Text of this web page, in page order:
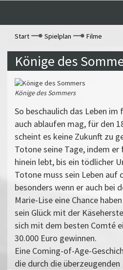
Start
Spielplan Filme
Könige des
Könige des Sommers
So beschaulich das Leben im
auch ablaufen mag, für den
scheint es keine Zukunft zu
Totone seine Tage, indem
hinein lebt, bis ein tödlicher
Totone muss sein Leben auf
besonders wenn er auch bei
Marie-Lise eine Chance
sein Glück mit der
sich mit dem besten Comté
30.000 Euro gewinnen.
Eine Coming-of-Age-
die durch die